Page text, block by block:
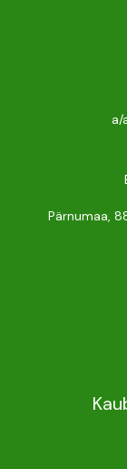
a/
Pärnumaa,